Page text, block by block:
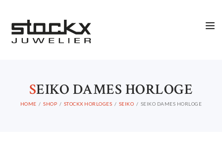
SEIKO DAMES HORLOGE
HOME SHOP STOCKX HORLOGES SEIKO SEIKO DAMES HORLOGE